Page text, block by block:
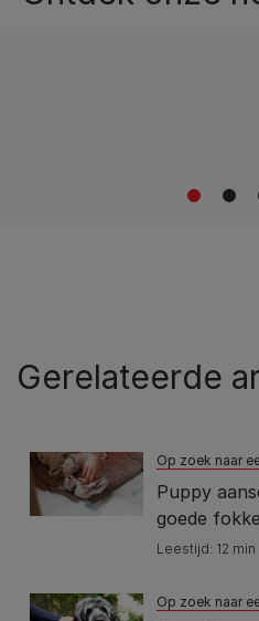
1 2
Gerelateerde
Op zoek naar
Puppy
goede
Leestijd: 12 min
Op zoek naar